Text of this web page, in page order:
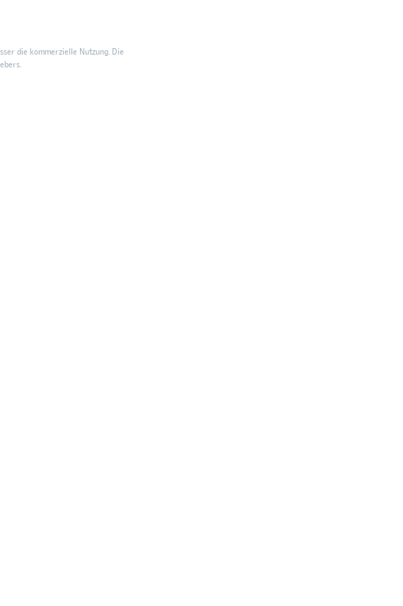
die kommerzielle Nutzung. Die